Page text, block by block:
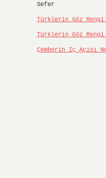
Sefer
Türklerin Göz Rengi
Türklerin Göz Rengi
Çemberin Iç Açısı